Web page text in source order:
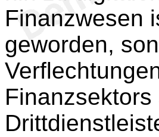
Finanzwesen
geworden,